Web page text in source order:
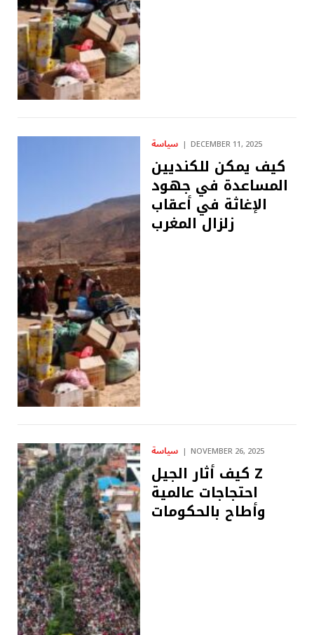
سياسة DECEMBER 11, 2025
كيف يمكن للكنديين
المساعدة في جهود
الإغاثة في أعقاب
زلزال المغرب
سياسة NOVEMBER 26, 2025
كيف أثار الجيل Z
احتجاجات عالمية
وأطاح بالحكومات